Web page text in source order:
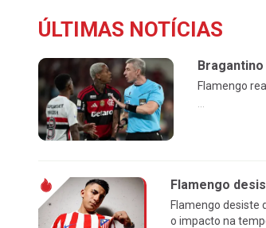
ÚLTIMAS NOTÍCIAS
Flamengo
...
Flamengo
Flamengo desiste
o impacto na